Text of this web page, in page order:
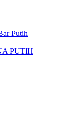
Putih
PUTIH